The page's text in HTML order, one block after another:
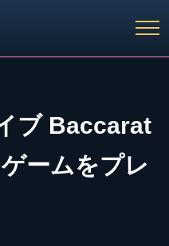
ブ Baccarat
ームをプレ